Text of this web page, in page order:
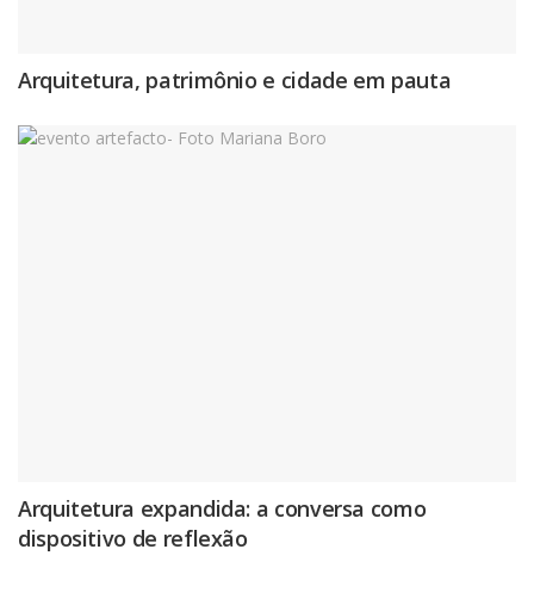
Arquitetura, patrimônio e cidade em pauta
Arquitetura expandida: a conversa como
dispositivo de reflexão